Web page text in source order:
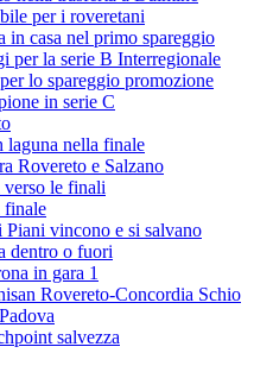
per i roveretani
in casa nel primo spareggio
per la serie B Interregionale
lo spareggio promozione
in serie C
laguna nella finale
Rovereto e Salzano
le finali
finale
Piani vincono e si salvano
dentro o fuori
in gara 1
Rovereto-Concordia Schio
salvezza